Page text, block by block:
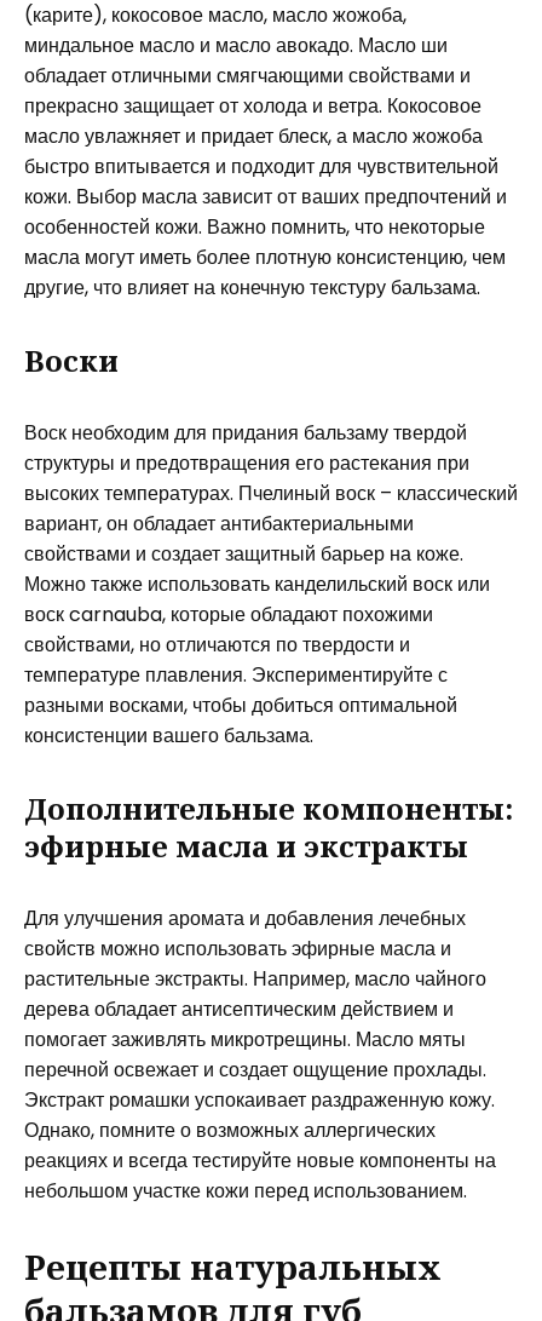
(карите), кокосовое масло, масло жожоба,
миндальное масло и масло авокадо. Масло ши
обладает отличными смягчающими свойствами и
прекрасно защищает от холода и ветра. Кокосовое
масло увлажняет и придает блеск, а масло жожоба
быстро впитывается и подходит для чувствительной
кожи. Выбор масла зависит от ваших предпочтений и
особенностей кожи. Важно помнить, что некоторые
масла могут иметь более плотную консистенцию, чем
другие, что влияет на конечную текстуру бальзама.
Воски
Воск необходим для придания бальзаму твердой
структуры и предотвращения его растекания при
высоких температурах. Пчелиный воск – классический
вариант, он обладает антибактериальными
свойствами и создает защитный барьер на коже.
Можно также использовать канделильский воск или
воск carnauba, которые обладают похожими
свойствами, но отличаются по твердости и
температуре плавления. Экспериментируйте с
разными восками, чтобы добиться оптимальной
консистенции вашего бальзама.
Дополнительные компоненты:
эфирные масла и экстракты
Для улучшения аромата и добавления лечебных
свойств можно использовать эфирные масла и
растительные экстракты. Например, масло чайного
дерева обладает антисептическим действием и
помогает заживлять микротрещины. Масло мяты
перечной освежает и создает ощущение прохлады.
Экстракт ромашки успокаивает раздраженную кожу.
Однако, помните о возможных аллергических
реакциях и всегда тестируйте новые компоненты на
небольшом участке кожи перед использованием.
Рецепты натуральных
бальзамов для губ